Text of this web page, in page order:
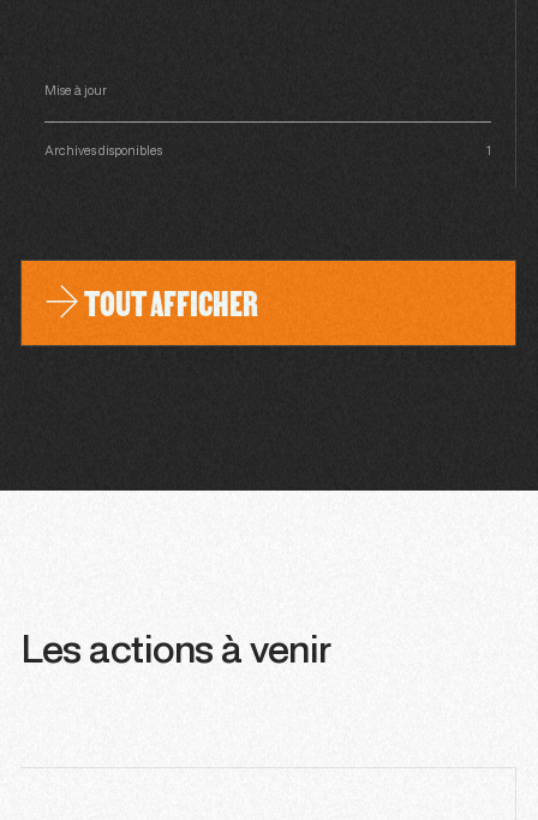
Mise à jour
Archives disponibles 1
TOUT AFFICHER
Les actions à venir